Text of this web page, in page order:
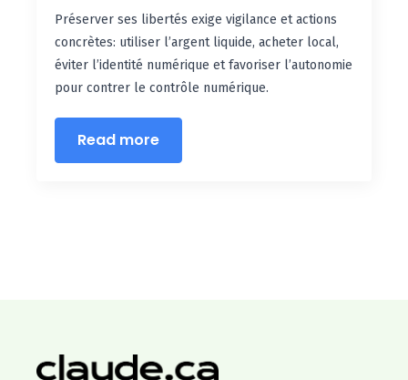
Préserver ses libertés exige vigilance et actions
concrètes: utiliser l’argent liquide, acheter local,
éviter l’identité numérique et favoriser l’autonomie
pour contrer le contrôle numérique.
Read more